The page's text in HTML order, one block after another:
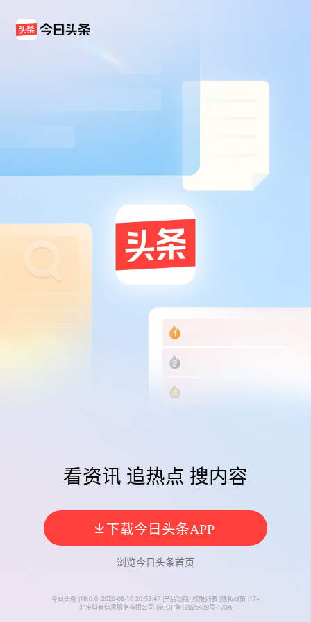
看资讯 追热点 搜内容
今日头条
浏览今日头条首页
今日头条 |18.0.0 |2026-08-10 20:53:47 |产品功能 |权限列表 |隐私政策 |17+
北京抖音信息服务有限公司 |京ICP备12025439号-173A